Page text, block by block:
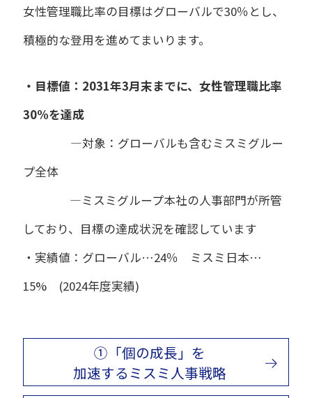
女性管理職比率の目標はグローバルで30％とし、
積極的な登用を進めてまいります。
・目標値：2031年3月末までに、女性管理職比率
30%を達成
―対象：グローバルも含むミスミグルー
プ全体
―ミスミグループ本社の人事部門が所管
しており、目標の達成状況を確認しています
・実績値：グローバル…24％ ミスミ日本…
15% (2024年度実績)
①「個の成長」を
加速するミスミ人事戦略